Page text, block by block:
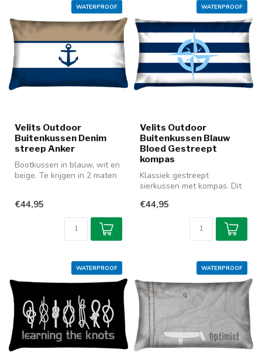
WATERPROOF
Velits Outdoor
Buitenkussen Denim
streep Anker
Bootkussen in blauw, wit en
beige. Te krijgen in 2 maten
€44,95
WATERPROOF
Velits Outdoor
Buitenkussen Blauw
Bloed Gestreept
kompas
Klassiek gestreept
sierkussen met kompas. Dit
onderdeel va...
€44,95
WATERPROOF WATERPROOF